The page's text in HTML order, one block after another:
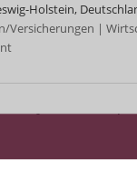
Holstein,
Versicherungen |
(m/w/d)
Württemberg,